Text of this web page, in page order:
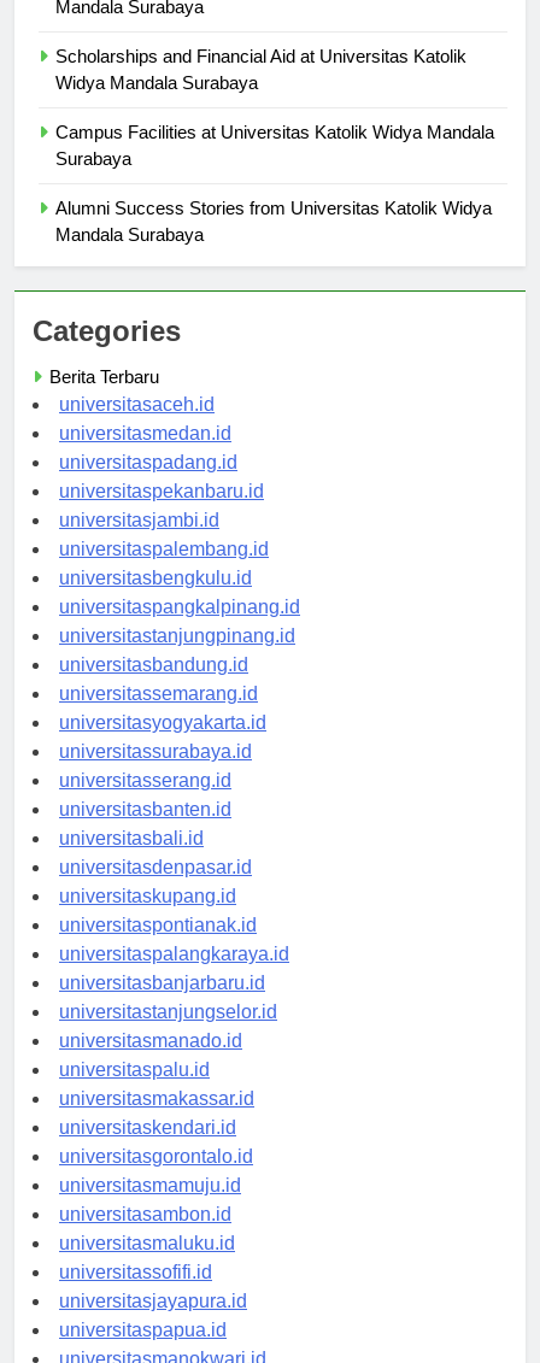
Scholarships and Financial Aid at Universitas Katolik
Campus Facilities at Universitas Katolik Widya Mandala
Alumni Success Stories from Universitas Katolik Widya
Categories
Berita Terbaru
universitasaceh.id
universitasmedan.id
universitaspadang.id
universitaspekanbaru.id
universitasjambi.id
universitaspalembang.id
universitasbengkulu.id
universitaspangkalpinang.id
universitastanjungpinang.id
universitasbandung.id
universitassemarang.id
universitasyogyakarta.id
universitassurabaya.id
universitasserang.id
universitasbanten.id
universitasbali.id
universitasdenpasar.id
universitaskupang.id
universitaspontianak.id
universitaspalangkaraya.id
universitasbanjarbaru.id
universitastanjungselor.id
universitasmanado.id
universitaspalu.id
universitasmakassar.id
universitaskendari.id
universitasgorontalo.id
universitasmamuju.id
universitasambon.id
universitasmaluku.id
universitassofifi.id
universitasjayapura.id
universitaspapua.id